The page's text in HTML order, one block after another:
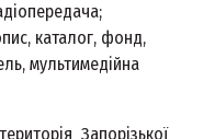
каталог, фонд,
мультимедійна
Запорізької